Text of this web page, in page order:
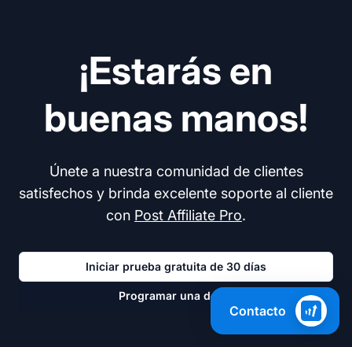
¡Estarás en
buenas manos!
Únete a nuestra comunidad de clientes
satisfechos y brinda excelente soporte al cliente
con Post Affiliate Pro.
Iniciar prueba gratuita de 30 días
Programar una demo
Contacto